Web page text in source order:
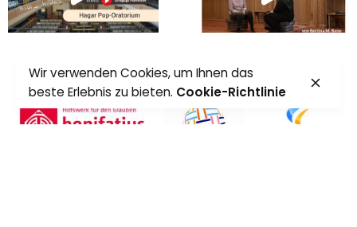
Wir verwenden Cookies, um Ihnen das
beste Erlebnis zu bieten. Cookie-Richtlinie